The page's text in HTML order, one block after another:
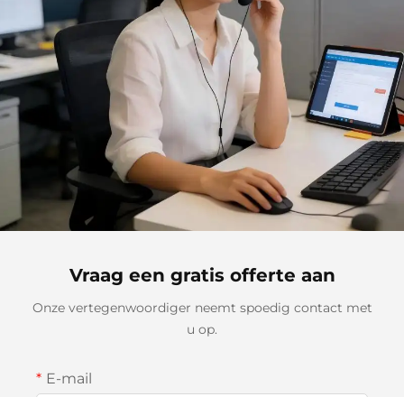
Vraag een gratis offerte aan
Onze vertegenwoordiger neemt spoedig contact met
u op.
E-mail